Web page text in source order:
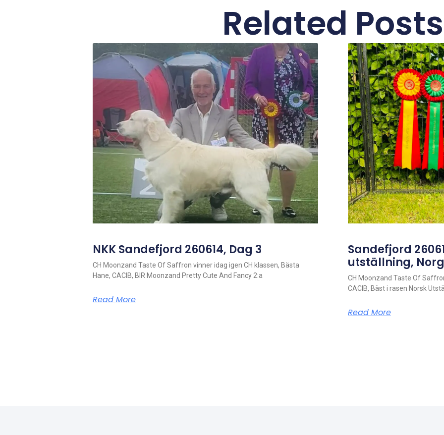
Related Posts
NKK Sandefjord 260614, Dag 3
CH Moonzand Taste Of Saffron vinner idag igen CH klassen, Bästa
Hane, CACIB, BIR Moonzand Pretty Cute And Fancy 2:a
Read More
Sandefjord
utställning,
CH Moonzand Taste Of
CACIB, Bäst i rasen Norsk
Read More